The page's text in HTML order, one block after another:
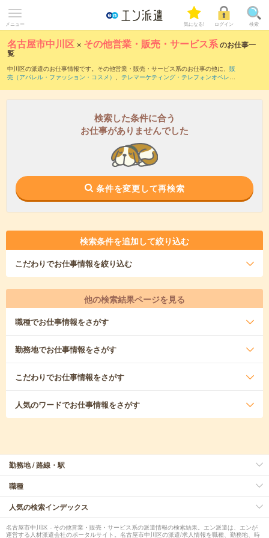
メニュー 気になる! ログイン 検索
名古屋市中川区 × その他営業・販売・サービス系のお仕事一
覧
中川区の派遣のお仕事情報です。その他営業・販売・サービス系のお仕事の他に、 販
売（アパレル・ファッション・コスメ） 、 テレマーケティング・テレフォンオペレー
でいただけます。
検索した条件に合う
お仕事がありませんでした
条件を変更して再検索
検索条件を追加して絞り込む
こだわりでお仕事情報を絞り込む
他の検索結果ページを見る
職種でお仕事情報をさがす
勤務地でお仕事情報をさがす
こだわりでお仕事情報をさがす
人気のワードでお仕事情報をさがす
勤務地 / 路線・駅
職種
人気の検索インデックス
名古屋市中川区 - その他営業・販売・サービス系の派遣情報の検索結果。エン派遣は、エンが
運営する人材派遣会社のポータルサイト。名古屋市中川区の派遣/求人情報を職種、勤務地、時